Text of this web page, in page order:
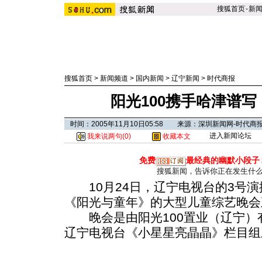
搜狐首页-新闻
搜狐首页 > 新闻频道 > 国内新闻 > 辽宁新闻 > 时代商报
阳光100携手哈津谱
时间：2005年11月10日05:58 来源：深圳新闻网-时代商
我来说两句(0) 收藏本文 进入新闻论坛
免费 最经典的幽默小段子
搜狐新闻，告诉你正在发生什
10月24日，辽宁电视台的3号演
《阳光与童年》的大型儿童综艺
晚会是由阳光100置业（辽宁）
辽宁电视台《小星星亮晶晶》栏目